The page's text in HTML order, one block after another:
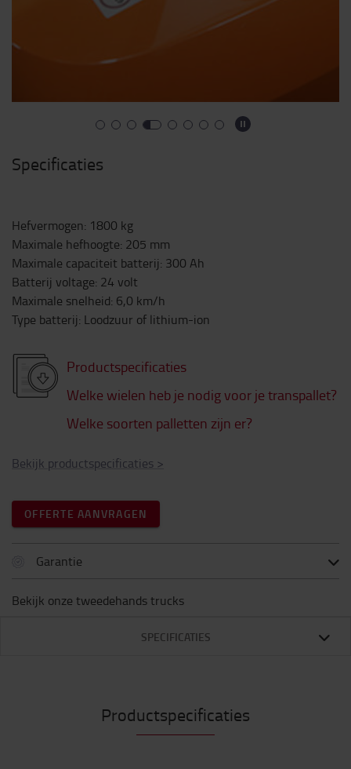
Specificaties
Hefvermogen: 1800 kg
Maximale hefhoogte: 205 mm
Maximale capaciteit batterij: 300 Ah
Batterij voltage: 24 volt
Maximale snelheid: 6,0 km/h
Type batterij: Loodzuur of lithium-ion
Productspecificaties
Welke wielen heb je nodig voor je transpallet?
Welke soorten palletten zijn er?
Bekijk productspecificaties >
OFFERTE AANVRAGEN
Garantie
Bekijk onze tweedehands trucks
SPECIFICATIES
Productspecificaties